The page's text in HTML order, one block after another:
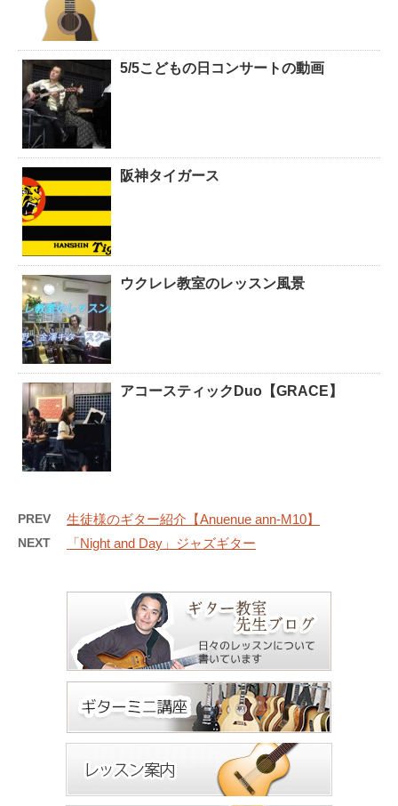
5/5こどもの日コンサートの動画
阪神タイガース
ウクレレ教室のレッスン風景
アコースティックDuo【GRACE】
PREV 生徒様のギター紹介【Anuenue ann-M10】
NEXT 「Night and Day」ジャズギター